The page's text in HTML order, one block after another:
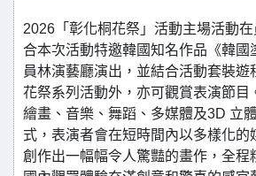
2026「彰化桐花祭」活動主場活動
合本次活動特邀韓國知名作品《韓國
員林演藝廳演出，並結合活動套裝遊
花祭系列活動外，亦可觀賞表演節目
繪畫、音樂、舞蹈、多媒體及3D 立
式，表演者會在短時間內以多樣化的
創作出一幅幅令人驚豔的畫作，全程